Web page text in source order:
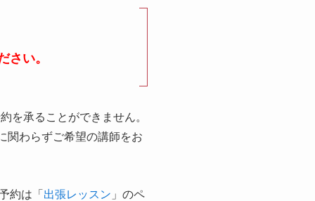
さい。
を承ることができません。
関わらずご希望の講師をお
約は「 出張レッスン 」のペ